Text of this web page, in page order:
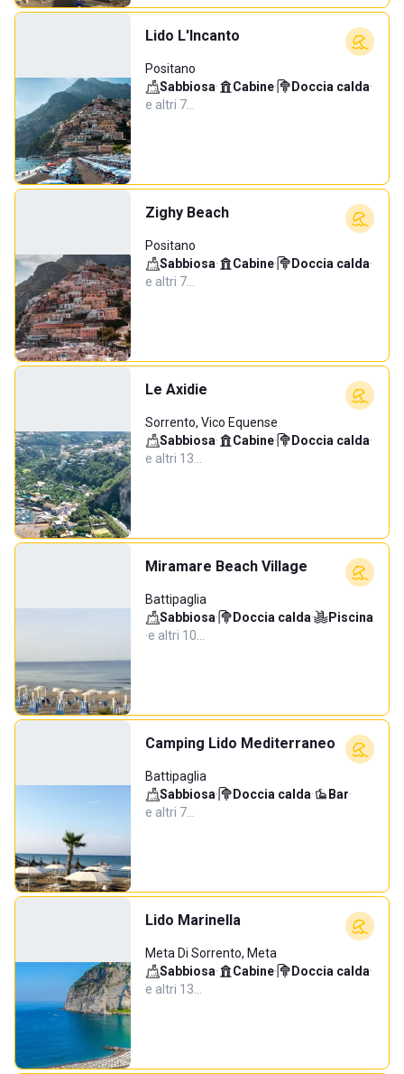
Lido L'Incanto
Positano
Sabbiosa· Cabine· Doccia calda·
e altri 7…
Zighy Beach
Positano
Sabbiosa· Cabine· Doccia calda·
e altri 7…
Le Axidie
Sorrento, Vico Equense
Sabbiosa· Cabine· Doccia calda·
e altri 13…
Miramare Beach Village
Battipaglia
Sabbiosa· Doccia calda·
Piscina
·e altri 10…
Camping Lido Mediterraneo
Battipaglia
Sabbiosa· Doccia calda· Bar·
e altri 7…
Lido Marinella
Meta Di Sorrento, Meta
Sabbiosa· Cabine· Doccia calda·
e altri 13…